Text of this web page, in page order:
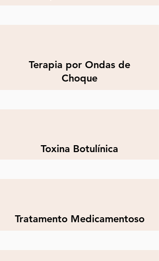
Terapia por Ondas de
Choque
Toxina Botulínica
Tratamento Medicamentoso